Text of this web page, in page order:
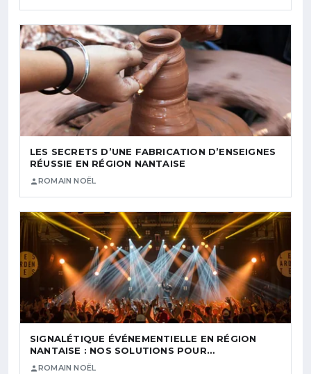
LES SECRETS D’UNE FABRICATION D’ENSEIGNES
RÉUSSIE EN RÉGION NANTAISE
ROMAIN NOËL
SIGNALÉTIQUE ÉVÉNEMENTIELLE EN RÉGION
NANTAISE : NOS SOLUTIONS POUR…
ROMAIN NOËL